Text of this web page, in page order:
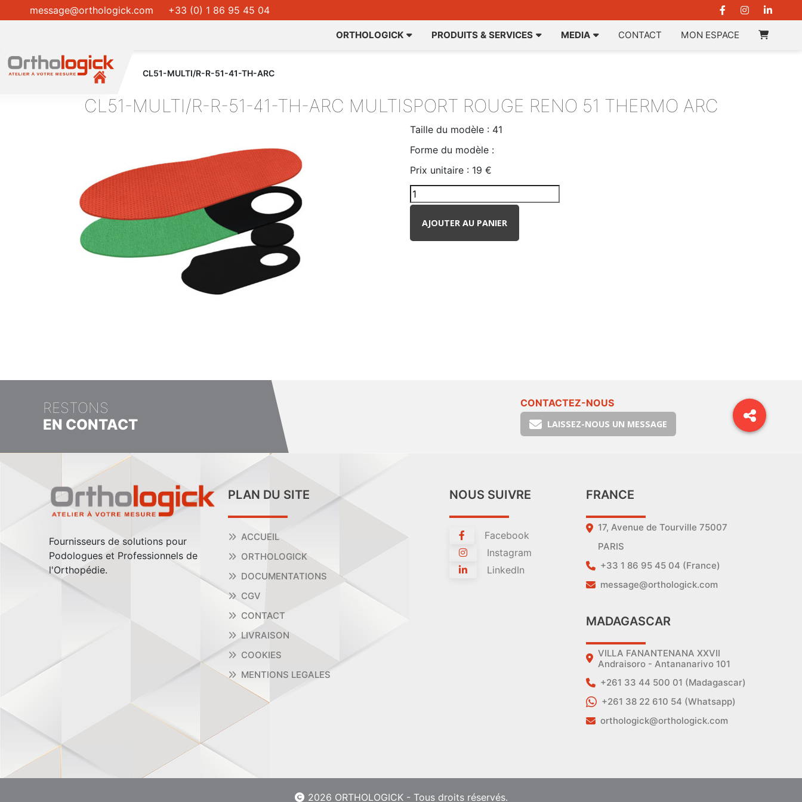
message@orthologick.com +33 (0) 1 86 95 45 04
ORTHOLOGICK PRODUITS & SERVICES MEDIA CONTACT MON ESPACE
CL51-MULTI/R-R-51-41-TH-ARC
CL51-MULTI/R-R-51-41-TH-ARC MULTISPORT ROUGE RENO 51 THERMO ARC
Taille du modèle : 41
Forme du modèle :
Prix unitaire : 19 €
AJOUTER AU PANIER
RESTONS
EN CONTACT
CONTACTEZ-NOUS
LAISSEZ-NOUS UN MESSAGE
Fournisseurs de solutions pour
Podologues et Professionnels de
l'Orthopédie.
PLAN DU SITE
ACCUEIL
ORTHOLOGICK
DOCUMENTATIONS
CGV
CONTACT
LIVRAISON
COOKIES
MENTIONS LEGALES
NOUS SUIVRE
Facebook
Instagram
LinkedIn
FRANCE
17, Avenue de Tourville 75007
PARIS
+33 1 86 95 45 04 (France)
message@orthologick.com
MADAGASCAR
VILLA FANANTENANA XXVII
Andraisoro - Antananarivo 101
+261 33 44 500 01 (Madagascar)
+261 38 22 610 54 (Whatsapp)
orthologick@orthologick.com
2026 ORTHOLOGICK - Tous droits réservés.